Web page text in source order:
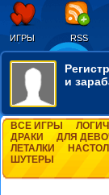
ИГРЫ RSS
и
ВСЕ ИГРЫ
ДРАКИ
ДЛЯ
ЛЕТАЛКИ
ШУТЕРЫ